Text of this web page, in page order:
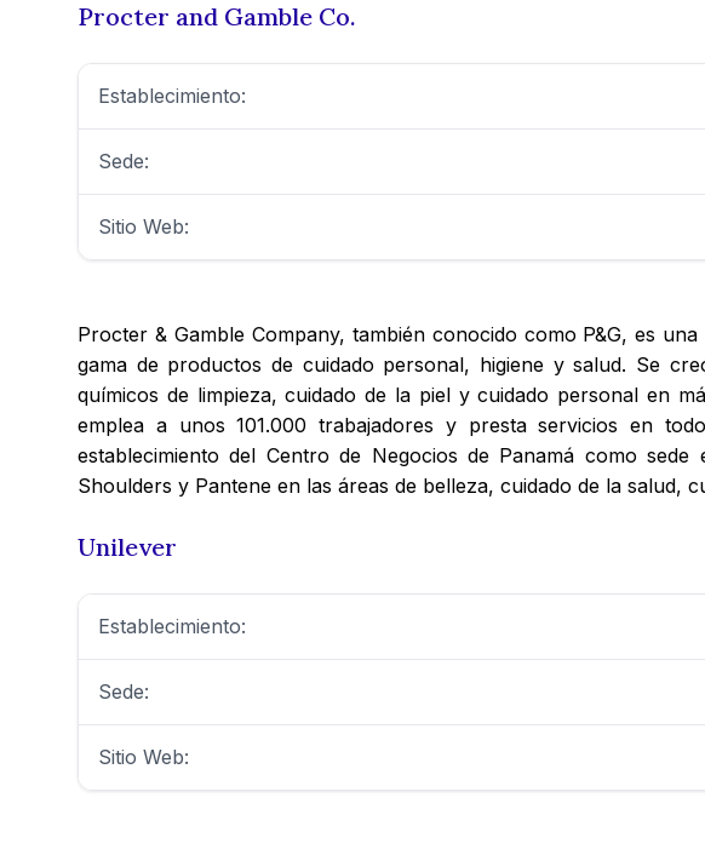
Procter and Gamble Co.
Establecimiento:
Sede:
Sitio Web:
Procter & Gamble Company, también conocido como P&G, es
gama de productos de cuidado personal, higiene y salud. Se
químicos de limpieza, cuidado de la piel y cuidado personal en
emplea a unos 101.000 trabajadores y presta servicios en
establecimiento del Centro de Negocios de Panamá como
Shoulders y Pantene en las áreas de belleza, cuidado de la salud,
Unilever
Establecimiento:
Sede:
Sitio Web: